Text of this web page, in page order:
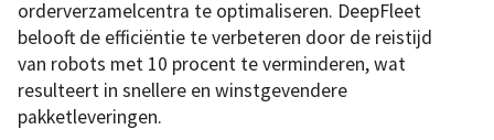
orderverzamelcentra te optimaliseren. DeepFleet
belooft de efficiëntie te verbeteren door de reistijd
van robots met 10 procent te verminderen, wat
resulteert in snellere en winstgevendere
pakketleveringen.